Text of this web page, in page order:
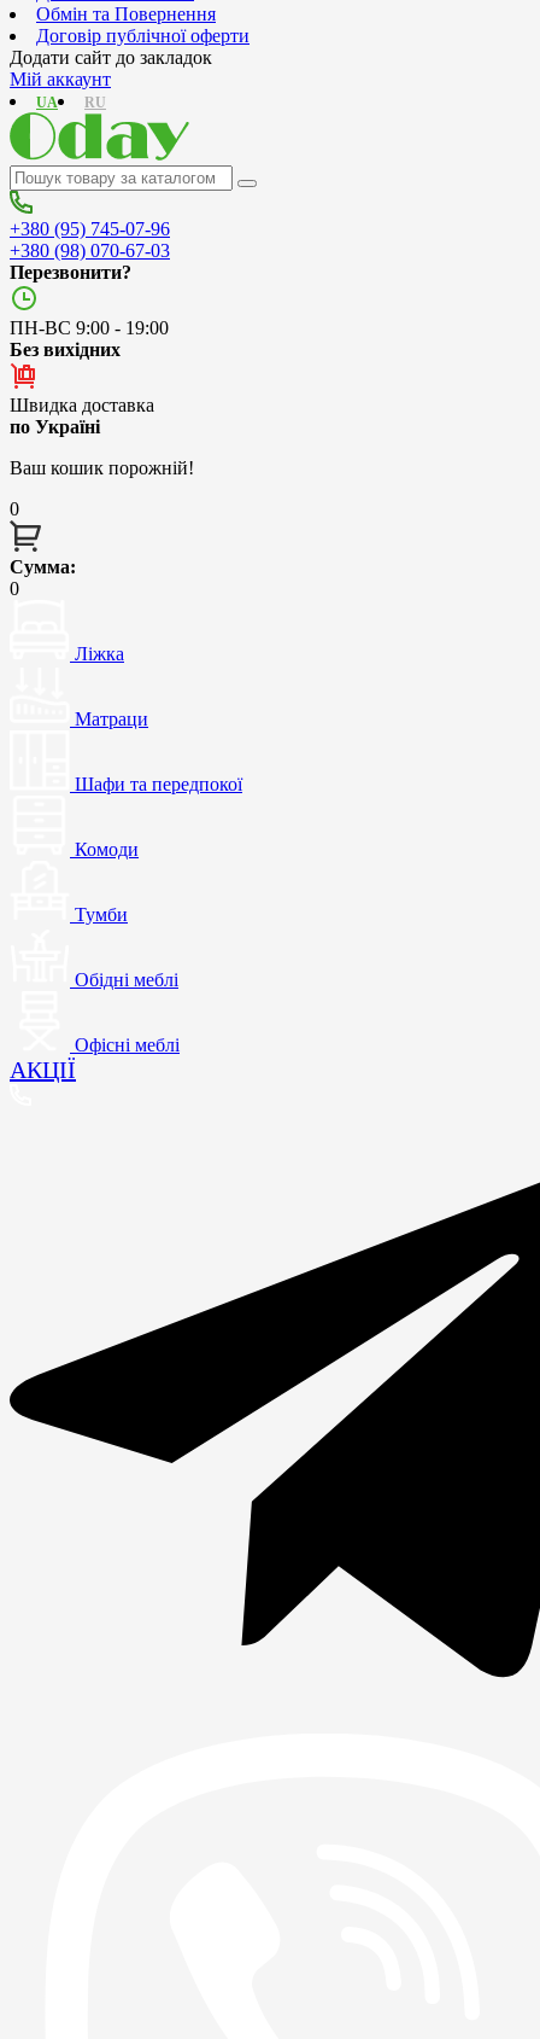
Обмін та Повернення
Договір публічної оферти
Додати сайт до закладок
Мій аккаунт
RU
UA
+380 (95) 745-07-96
+380 (98) 070-67-03
Перезвонити?
ПН-ВС 9:00 - 19:00
Без вихідних
Швидка доставка
по Україні
Ваш кошик порожній!
0
Сумма:
0
Ліжка
Матраци
Шафи та передпокої
Комоди
Тумби
Обідні меблі
Офісні меблі
АКЦІЇ